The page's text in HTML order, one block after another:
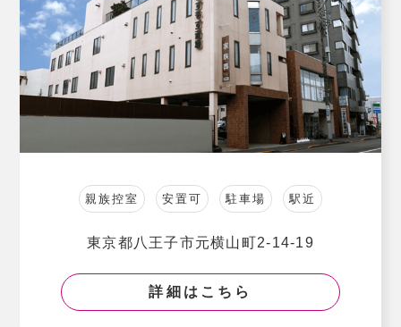
親族控室 安置可 駐車場 駅近
東京都⼋王⼦市元横⼭町2-14-19
詳細はこちら